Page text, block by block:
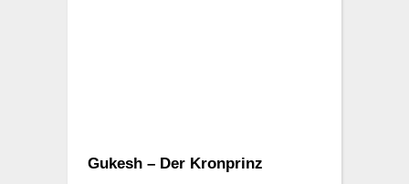
Gukesh – Der Kronprinz